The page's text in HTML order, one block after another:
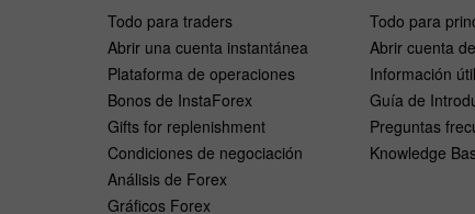
Todo para traders
Abrir una cuenta instantánea
Plataforma de operaciones
Bonos de InstaForex
Gifts for replenishment
Condiciones de negociación
Análisis de Forex
Gráficos Forex
Todo para
Abrir cuenta
Información útil
Guía de
Preguntas
Knowledge